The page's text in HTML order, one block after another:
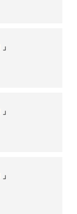
」
」
」